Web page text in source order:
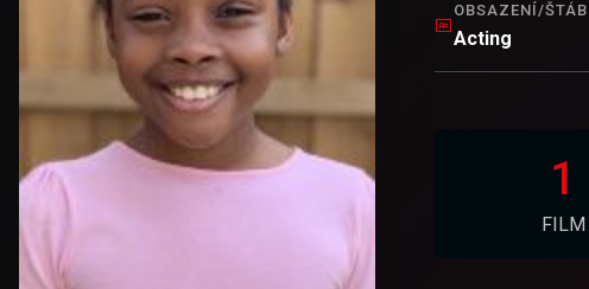
OBSAZENÍ/ŠTÁB
Acting
1
FILM